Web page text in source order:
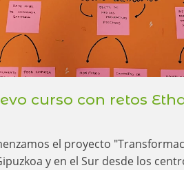
curso con retos
el proyecto
y en el Sur desde los